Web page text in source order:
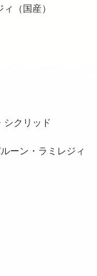
（国産）
シクリッド
ーン・ラミレジィ